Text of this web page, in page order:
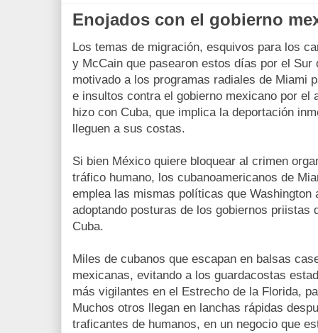
Enojados con el gobierno
Los temas de migración, esquivos para los
y McCain que pasearon estos días por el Sur
motivado a los programas radiales de Miami
e insultos contra el gobierno mexicano por el
hizo con Cuba, que implica la deportación
lleguen a sus costas.
Si bien México quiere bloquear al crimen
tráfico humano, los cubanoamericanos de
emplea las mismas políticas que Washington
adoptando posturas de los gobiernos priistas
Cuba.
Miles de cubanos que escapan en balsas
mexicanas, evitando a los guardacostas
más vigilantes en el Estrecho de la Florida,
Muchos otros llegan en lanchas rápidas
traficantes de humanos, en un negocio que